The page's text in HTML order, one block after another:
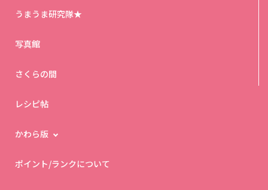
うまうま研究隊★
写真館
さくらの間
レシピ帖
かわら版
ポイント/ランクについて